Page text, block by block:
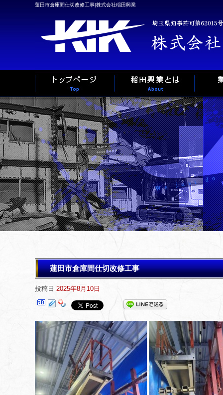
蓮田市倉庫間仕切改修工事|株式会社稲田興業
蓮田市倉庫間仕切改修工事
投稿日 2025年8月10日